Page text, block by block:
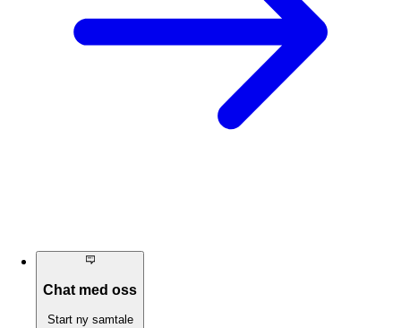
Chat med oss
Start ny samtale